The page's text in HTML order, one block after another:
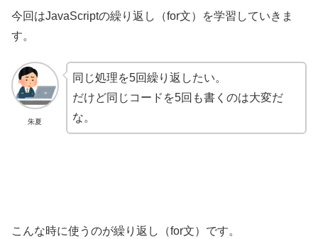
今回はJavaScriptの繰り返し（for文）を学習していきま
す。
朱夏
同じ処理を5回繰り返したい。
だけど同じコードを5回も書くのは大変だ
な。
こんな時に使うのが繰り返し（for文）です。